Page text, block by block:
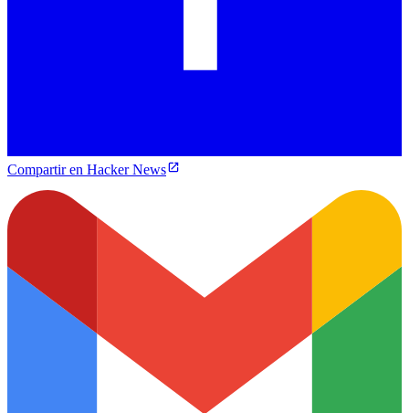
Compartir en Hacker News